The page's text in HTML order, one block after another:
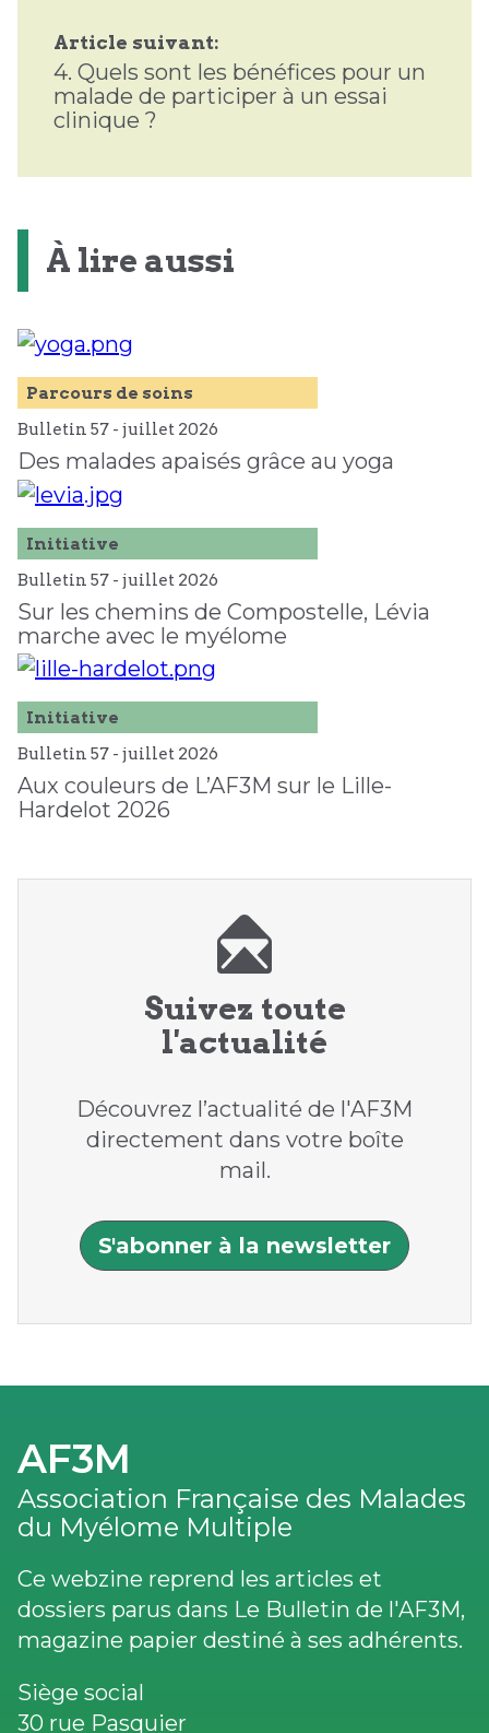
Article suivant:
4. Quels sont les bénéfices pour un
malade de participer à un essai
clinique ?
À lire aussi
Parcours de soins
Bulletin 57 - juillet 2026
Des malades apaisés grâce au yoga
Initiative
Bulletin 57 - juillet 2026
Sur les chemins de Compostelle, Lévia
marche avec le myélome
Initiative
Bulletin 57 - juillet 2026
Aux couleurs de L’AF3M sur le Lille-
Hardelot 2026
Suivez toute
l'actualité
Découvrez l’actualité de l'AF3M
directement dans votre boîte
mail.
S'abonner à la newsletter
AF3M
Association Française des Malades
du Myélome Multiple
Ce webzine reprend les articles et
dossiers parus dans Le Bulletin de l'AF3M,
magazine papier destiné à ses adhérents.
Siège social
30 rue Pasquier